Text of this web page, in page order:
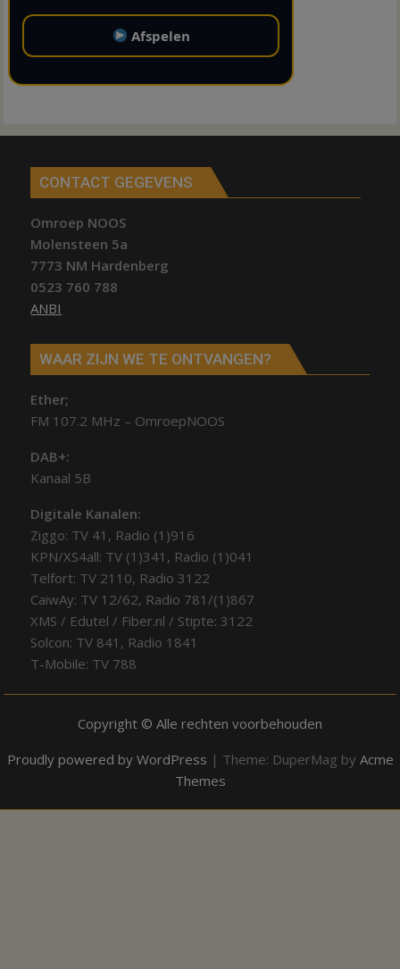
Afspelen
CONTACT GEGEVENS
Omroep NOOS
Molensteen 5a
7773 NM Hardenberg
0523 760 788
ANBI
WAAR ZIJN WE TE ONTVANGEN?
Ether;
FM 107.2 MHz – OmroepNOOS
DAB+:
Kanaal 5B
Digitale Kanalen:
Ziggo: TV 41, Radio (1)916
KPN/XS4all: TV (1)341, Radio (1)041
Telfort: TV 2110, Radio 3122
CaiwAy: TV 12/62, Radio 781/(1)867
XMS / Edutel / Fiber.nl / Stipte: 3122
Solcon: TV 841, Radio 1841
T-Mobile: TV 788
Copyright © Alle rechten voorbehouden
Proudly powered by WordPress | Theme: DuperMag by Acme
Themes